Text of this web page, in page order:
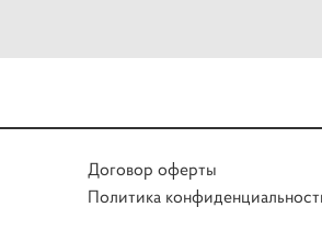
Договор оферты
Политика